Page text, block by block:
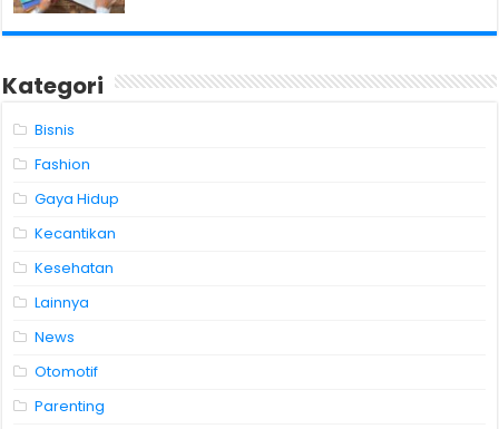
Kategori
Bisnis
Fashion
Gaya Hidup
Kecantikan
Kesehatan
Lainnya
News
Otomotif
Parenting